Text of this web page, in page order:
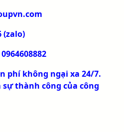
(zalo)
phí không ngại xa 24/7.
thành công của công